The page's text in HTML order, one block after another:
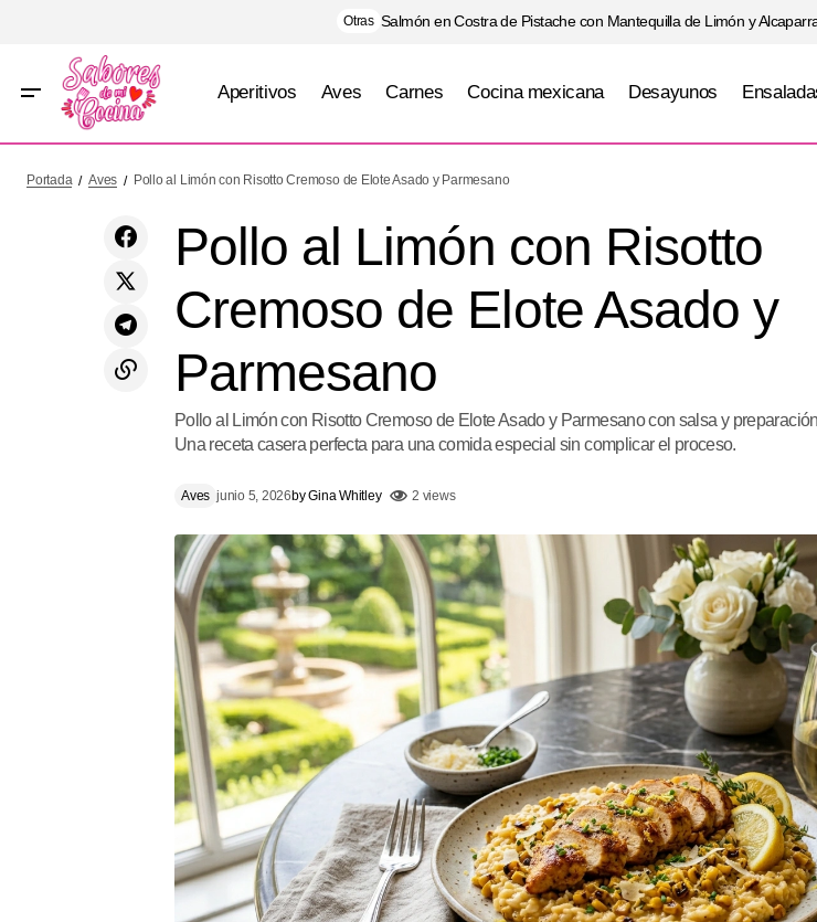
Otras Salmón en Costra de Pistache con Mantequilla de Limón y
Aperitivos Aves Carnes Cocina mexicana Desayunos
Camarones Cremosos al Coco y Curry
Rojo
Aves Pollo al Limón con Risotto Cremoso
Portada Aves Pollo al Limón con Risotto Cremoso de Elote Asado y Parmesano
Pollo al Limón con Risotto
Cremoso de Elote Asado y
Parmesano
Pollo al Limón con Risotto Cremoso de Elote Asado y Parmesano con salsa y
Una receta casera perfecta para una comida especial sin complicar el proceso.
Aves junio 5, 2026byGina Whitley 2 views